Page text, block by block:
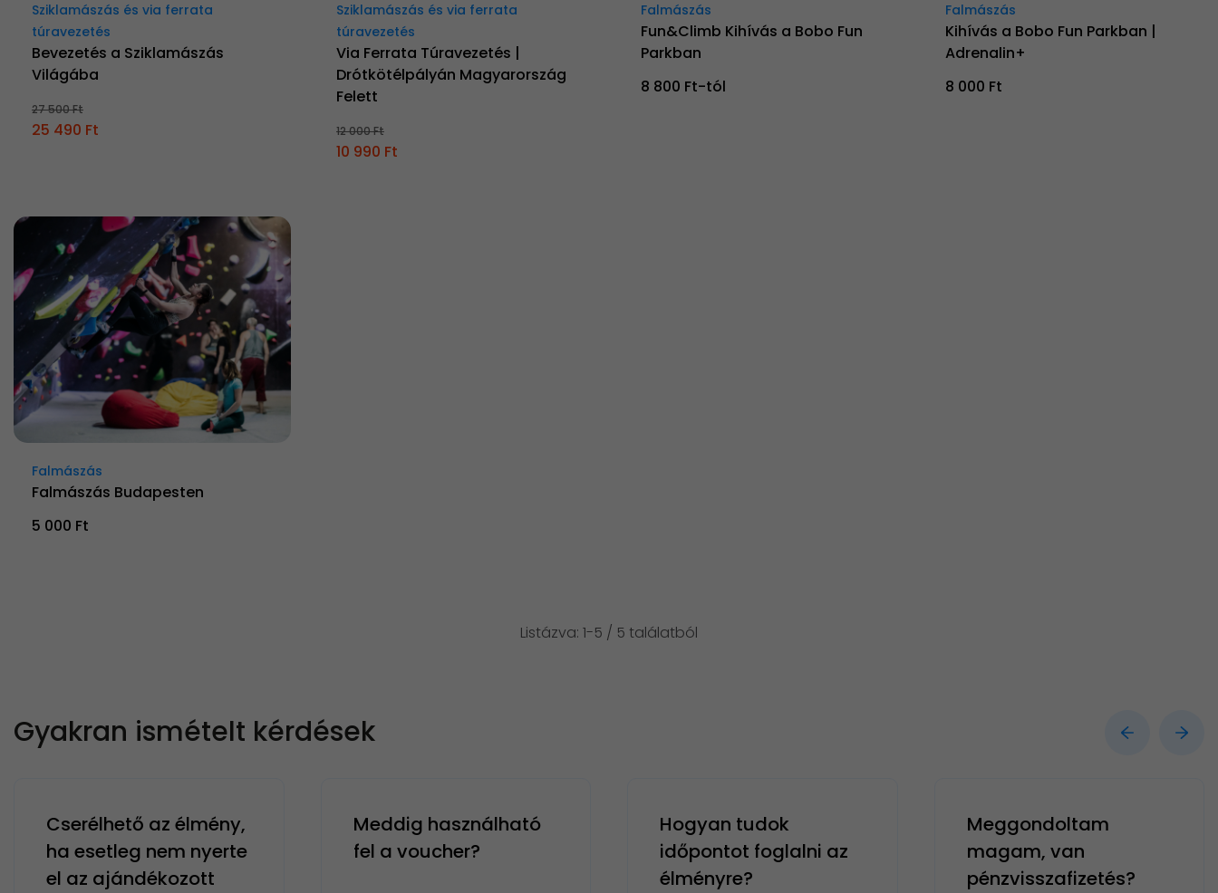
Sziklamászás és via ferrata
túravezetés
Bevezetés a Sziklamászás
Világába
27 500 Ft
25 490 Ft
Sziklamászás és via ferrata
túravezetés
Via Ferrata Túravezetés |
Drótkötélpályán Magyarország
Felett
12 000 Ft
10 990 Ft
Falmászás
Fun&Climb Kihívás a Bobo Fun
Parkban
8 800 Ft-tól
Falmászás
Kihívás a Bobo Fun Parkban |
Adrenalin+
8 000 Ft
Falmászás
Falmászás Budapesten
5 000 Ft
Listázva: 1-5 / 5 találatból
Gyakran ismételt kérdések
Cserélhető az élmény,
ha esetleg nem nyerte
el az ajándékozott
Meddig használható
fel a voucher?
Hogyan tudok
időpontot foglalni az
élményre?
Meggondoltam
magam, van
pénzvisszafizetés?